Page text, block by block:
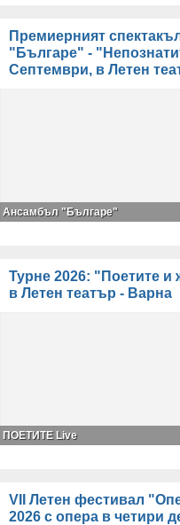
Премиерният
"Българе" -
Септември, в Летен
Ансамбъл "Българе"
Турне 2026: "Поетите и
в Летен театър - Варна
ПОЕТИТЕ Live
VII Летен фестивал
2026 с опера в четири